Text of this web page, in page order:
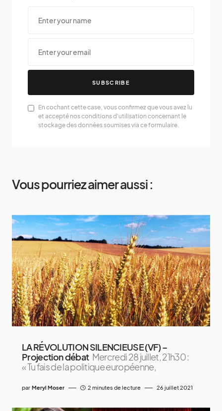
SUBSCRIBE
En cochant cette case, vous confirmez que vous avez lu
et accepté nos conditions d'utilisation concernant le
stockage des données soumises via ce formulaire.
Vous pourriez aimer aussi :
LA RÉVOLUTION SILENCIEUSE (VF) –
Projection débat Mercredi 28 juillet, 21h30 :
« Tu fais de la politique européenne,
par Meryl Moser 2 minutes de lecture 26 juillet 2021